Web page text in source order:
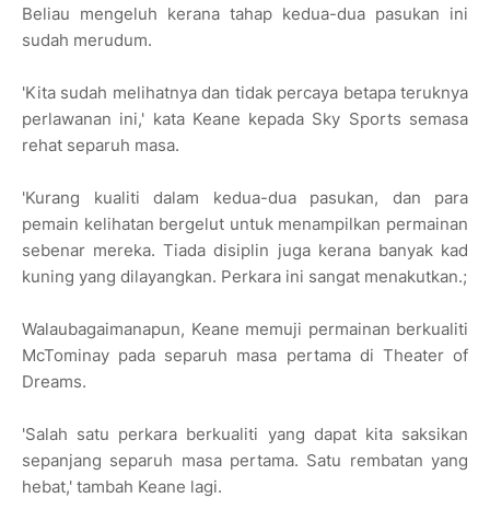
Beliau mengeluh kerana tahap kedua-dua pasukan ini
sudah merudum.
'Kita sudah melihatnya dan tidak percaya betapa teruknya
perlawanan ini,' kata Keane kepada Sky Sports semasa
rehat separuh masa.
'Kurang kualiti dalam kedua-dua pasukan, dan para
pemain kelihatan bergelut untuk menampilkan permainan
sebenar mereka. Tiada disiplin juga kerana banyak kad
kuning yang dilayangkan. Perkara ini sangat menakutkan.;
Walaubagaimanapun, Keane memuji permainan berkualiti
McTominay pada separuh masa pertama di Theater of
Dreams.
'Salah satu perkara berkualiti yang dapat kita saksikan
sepanjang separuh masa pertama. Satu rembatan yang
hebat,' tambah Keane lagi.